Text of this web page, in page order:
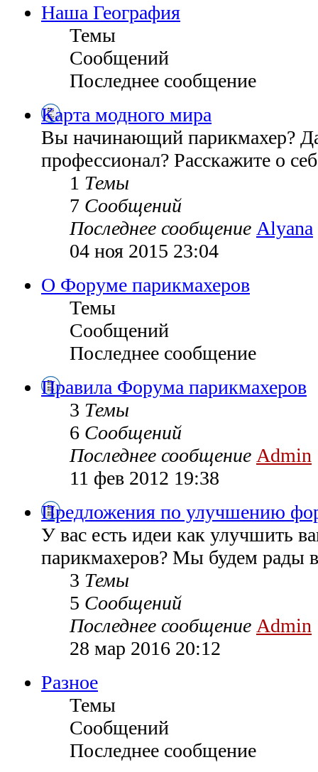
Наша География
Темы
Сообщений
Последнее сообщение
Карта модного мира
Вы начинающий парикмахер?
профессионал? Расскажите о
1 Темы
7 Сообщений
Последнее сообщение Alyana
04 ноя 2015 23:04
О Форуме парикмахеров
Темы
Сообщений
Последнее сообщение
Правила Форума парикмахеров
3 Темы
6 Сообщений
Последнее сообщение Admin
11 фев 2012 19:38
Предложения по улучшению
У вас есть идеи как улучшить
парикмахеров? Мы будем рады
3 Темы
5 Сообщений
Последнее сообщение Admin
28 мар 2016 20:12
Разное
Темы
Сообщений
Последнее сообщение